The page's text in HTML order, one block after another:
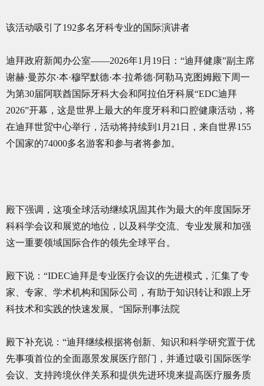
该活动吸引了192多名牙科专业的国际演讲者
迪拜政府新闻办公室——2026年1月19日：“迪拜健康”副主席
谢赫·曼苏尔·本·穆罕默德·本·拉希德·阿勒马克图姆殿下周一
为第30届阿联酋国际牙科大会和阿拉伯牙科展“EDC迪拜
2026”开幕，这是世界上最大的年度牙科和口腔健康活动，将
在迪拜世贸中心举行，活动将持续到1月21日，来自世界155
个国家的74000多名游客和参与者将参加。
殿下强调，这项全球活动继续巩固其作为最大的年度国际牙
科科学会议和展览的地位，以及科学交流、专业发展和加强
这一重要领域国际合作的领先全球平台。
殿下说：“IDEC迪拜是专业医疗会议的先进模式，汇集了专
家、专家、学术机构和国际公司，有助于知识转让和跟上牙
科技术和实践的快速发展。“国际刑事法院
殿下补充说：“迪拜继续根据将创新、知识和科学研究置于优
先事项首位的全面愿景发展医疗部门，并通过吸引国际医学
会议、支持跨境伙伴关系和提供先进环境来提高医疗服务质